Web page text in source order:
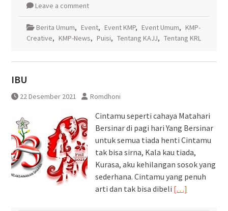
Leave a comment
Berita Umum, Event, Event KMP, Event Umum, KMP-
Creative, KMP-News, Puisi, Tentang KAJJ, Tentang KRL
IBU
22 Desember 2021 Romdhoni
Cintamu seperti cahaya Matahari
Bersinar di pagi hari Yang Bersinar
untuk semua tiada henti Cintamu
tak bisa sirna, Kala kau tiada,
Kurasa, aku kehilangan sosok yang
sederhana. Cintamu yang penuh
arti dan tak bisa dibeli […]